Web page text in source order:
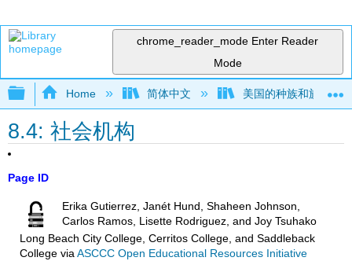
chrome_reader_mode Enter Reader
Mode
Expand/collapse global hierarchy
Home 简体中文 美国的种族和族裔关
8.4: 社会机构
Page ID
Erika Gutierrez, Janét Hund, Shaheen Johnson,
Carlos Ramos, Lisette Rodriguez, and Joy Tsuhako
Long Beach City College, Cerritos College, and Saddleback
Collegevia ASCCC Open Educational Resources Initiative